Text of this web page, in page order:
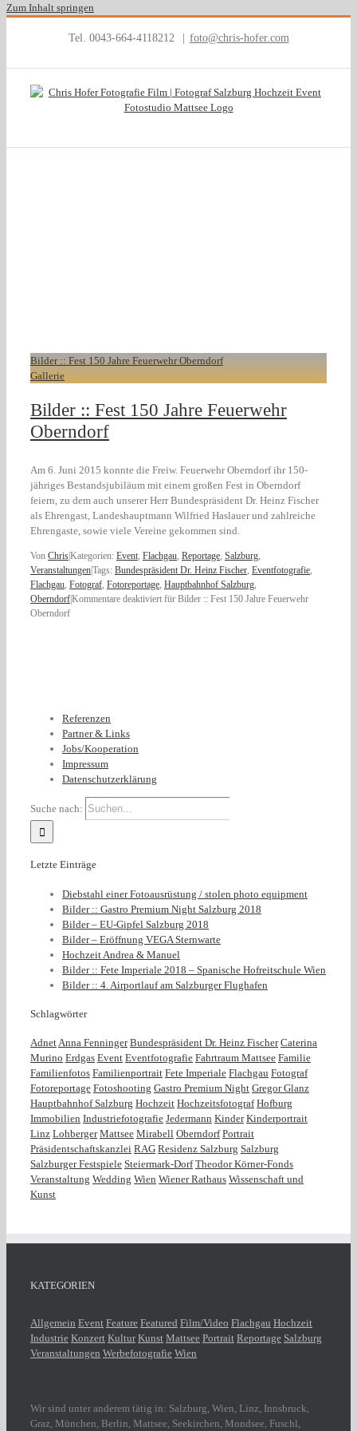
Zum Inhalt springen
Tel. 0043-664-4118212 foto@chris-hofer.com
Bilder :: Fest 150 Jahre Feuerwehr Oberndorf
Gallerie
Bilder :: Fest 150 Jahre Feuerwehr
Oberndorf
Am 6. Juni 2015 konnte die Freiw. Feuerwehr Oberndorf ihr 150-
jähriges Bestandsjubiläum mit einem großen Fest in Oberndorf
feiern, zu dem auch unserer Herr Bundespräsident Dr. Heinz Fischer
als Ehrengast, Landeshauptmann Wilfried Haslauer und zahlreiche
Ehrengaste, sowie viele Vereine gekommen sind.
Von ChrisKategorien: Event, Flachgau, Reportage, Salzburg,
VeranstaltungenTags: Bundespräsident Dr. Heinz Fischer, Eventfotografie,
Flachgau, Fotograf, Fotoreportage, Hauptbahnhof Salzburg,
OberndorfKommentare deaktiviert für Bilder :: Fest 150 Jahre Feuerwehr
Oberndorf
Referenzen
Partner & Links
Jobs/Kooperation
Impressum
Datenschutzerklärung
Suche nach:
Letzte Einträge
Diebstahl einer Fotoausrüstung / stolen photo equipment
Bilder :: Gastro Premium Night Salzburg 2018
Bilder – EU-Gipfel Salzburg 2018
Bilder – Eröffnung VEGA Sternwarte
Hochzeit Andrea & Manuel
Bilder :: Fete Imperiale 2018 – Spanische Hofreitschule Wien
Bilder :: 4. Airportlauf am Salzburger Flughafen
Schlagwörter
AdnetAnna Fenninger Bundespräsident Dr. Heinz Fischer Caterina
Murino Erdgas Event Eventfotografie Fahrtraum Mattsee Familie
Familienfotos Familienportrait Fete Imperiale Flachgau Fotograf
Fotoreportage Fotoshooting Gastro Premium Night Gregor Glanz
Hauptbahnhof Salzburg Hochzeit Hochzeitsfotograf Hofburg
Immobilien Industriefotografie Jedermann Kinder Kinderportrait
Linz Lohberger Mattsee Mirabell Oberndorf Portrait
Präsidentschaftskanzlei RAG Residenz Salzburg Salzburg
Salzburger Festspiele Steiermark-Dorf Theodor Körner-Fonds
Veranstaltung Wedding Wien Wiener Rathaus Wissenschaft und
Kunst
KATEGORIEN
Allgemein Event Feature Featured Film/Video Flachgau Hochzeit
Industrie Konzert Kultur Kunst Mattsee Portrait Reportage Salzburg
Veranstaltungen Werbefotografie Wien
Wir sind unter anderem tätig in: Salzburg, Wien, Linz, Innsbruck,
Graz, München, Berlin, Mattsee, Seekirchen, Mondsee, Fuschl,